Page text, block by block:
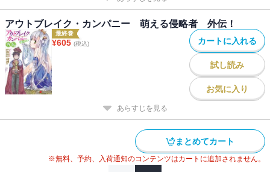
アウトブレイク・カンパニー 萌える侵略者 外伝！
最終巻
¥605 (税込) カートに入れる
試し読み
お気に入り
あらすじを見る
まとめてカート
※無料、予約、入荷通知のコンテンツはカートに追加されません。